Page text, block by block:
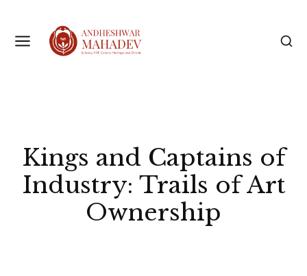
Kings and Captains of
Industry: Trails of Art
Ownership